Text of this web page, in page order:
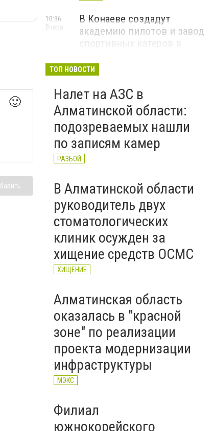
🙂
В Конаеве создадут
академию пилотов и завод
спортивных катеров в
H2O
10:36
Вчера
В Алатау планируют
реализовать пилотный
проект по производству
"зеленого" авиатоплива
НОВОСТИ КОМПАНИЙ
11:56
5 августа
ТОП НОВОСТИ
Налет на АЗС в
Алматинской области:
подозреваемых нашли
по записям камер
РАЗБОЙ
В Алматинской области
руководитель двух
стоматологических
клиник осужден за
хищение средств ОСМС
ХИЩЕНИЕ
Алматинская область
оказалась в "красной
зоне" по реализации
проекта модернизации
инфраструктуры
МЭКС
Филиал
южнокорейского